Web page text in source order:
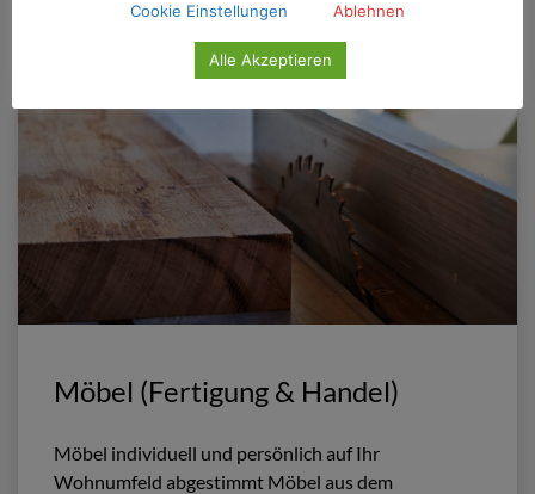
Möbel (Fertigung & Handel)
Möbel individuell und persönlich auf Ihr
Wohnumfeld abgestimmt Möbel aus dem
Cookie Einstellungen Ablehnen
Alle Akzeptieren